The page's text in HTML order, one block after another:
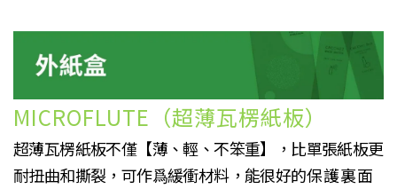
MICROFLUTE （超薄瓦楞紙板）
超薄瓦楞紙板不僅【薄、輕、不笨重】，比單張紙板更
耐扭曲和撕裂，可作爲緩衝材料，能很好的保護裏面